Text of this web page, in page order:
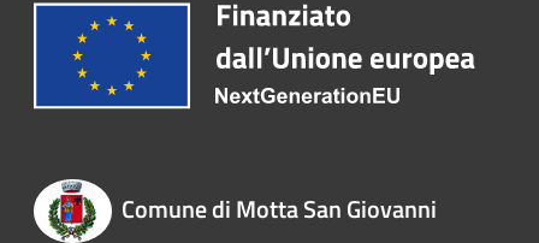
Comune di Motta San Giovanni